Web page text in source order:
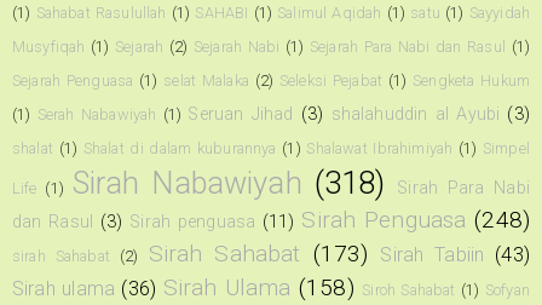
(1) Sahabat Rasulullah (1) SAHABI (1) Salimul Aqidah (1) satu (1) Sayyidah
Musyfiqah (1) Sejarah (2) Sejarah Nabi (1) Sejarah Para Nabi dan Rasul
(1)
Sejarah Penguasa (1) selat Malaka (2) Seleksi Pejabat (1) Sengketa Hukum
(1) Serah Nabawiyah (1) Seruan Jihad (3) shalahuddin al Ayubi (3)
shalat (1) Shalat di dalam kuburannya (1) Shalawat Ibrahimiyah (1) Simpel
Life (1) Sirah Nabawiyah (318)
Sirah Para Nabi
dan Rasul
(3) Sirah penguasa (11) Sirah Penguasa (248)
sirah Sahabat (2) Sirah Sahabat (173) Sirah Tabiin (43)
Sirah ulama (36) Sirah Ulama (158) Siroh Sahabat (1) Sofyan